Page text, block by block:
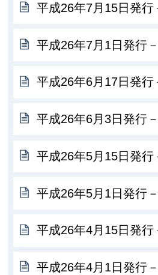
平成26年7月15日発行
平成26年7月1日発行
平成26年6月17日発行
平成26年6月3日発行
平成26年5月15日発行
平成26年5月1日発行
平成26年4月15日発行
平成26年4月1日発行